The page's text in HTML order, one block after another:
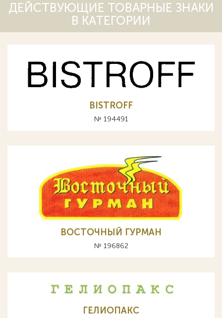
ДЕЙСТВУЮЩИЕ ТОВАРНЫЕ ЗНАКИ
В КАТЕГОРИИ
BISTROFF
№ 194491
ВОСТОЧНЫЙ ГУРМАН
№ 196862
ГЕЛИОПАКС